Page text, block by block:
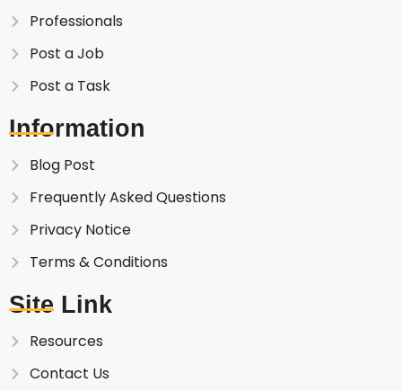
Professionals
Post a Job
Post a Task
Information
Blog Post
Frequently Asked Questions
Privacy Notice
Terms & Conditions
Site Link
Resources
Contact Us